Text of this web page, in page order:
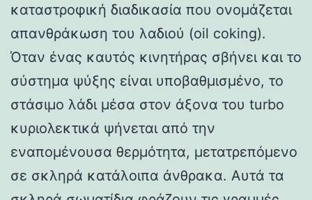
καταστροφική διαδικασία που ονομάζεται
απανθράκωση του λαδιού (oil coking).
Όταν ένας καυτός κινητήρας σβήνει και το
σύστημα ψύξης είναι υποβαθμισμένο, το
στάσιμο λάδι μέσα στον άξονα του turbo
κυριολεκτικά ψήνεται από την
εναπομένουσα θερμότητα, μετατρεπόμενο
σε σκληρά κατάλοιπα άνθρακα. Αυτά τα